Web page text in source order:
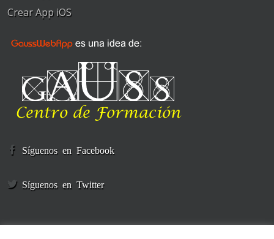
Crear App iOS
Síguenos en Facebook
Síguenos en Twitter